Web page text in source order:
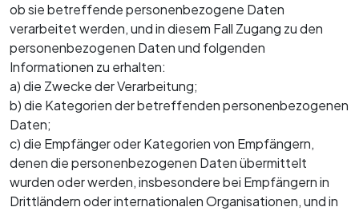
ob sie betreffende personenbezogene Daten
verarbeitet werden, und in diesem Fall Zugang zu den
personenbezogenen Daten und folgenden
Informationen zu erhalten:
a) die Zwecke der Verarbeitung;
b) die Kategorien der betreffenden personenbezogenen
Daten;
c) die Empfänger oder Kategorien von Empfängern,
denen die personenbezogenen Daten übermittelt
wurden oder werden, insbesondere bei Empfängern in
Drittländern oder internationalen Organisationen, und in